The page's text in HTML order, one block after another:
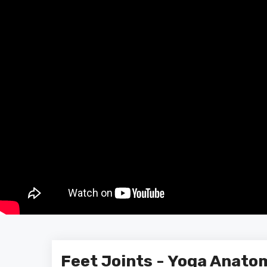
Feet Joints - Yoga